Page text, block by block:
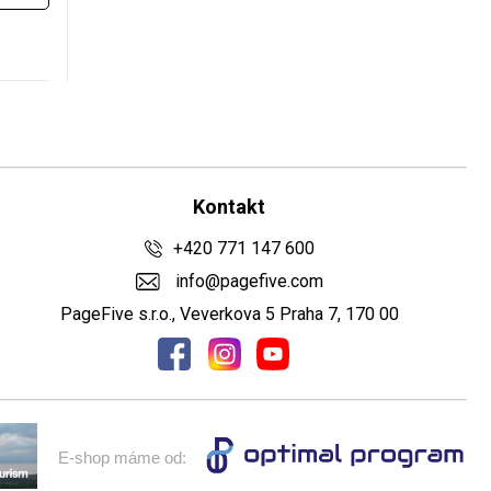
Kontakt
+420 771 147 600
info@pagefive.com
PageFive s.r.o., Veverkova 5 Praha 7, 170 00
E-shop máme od: